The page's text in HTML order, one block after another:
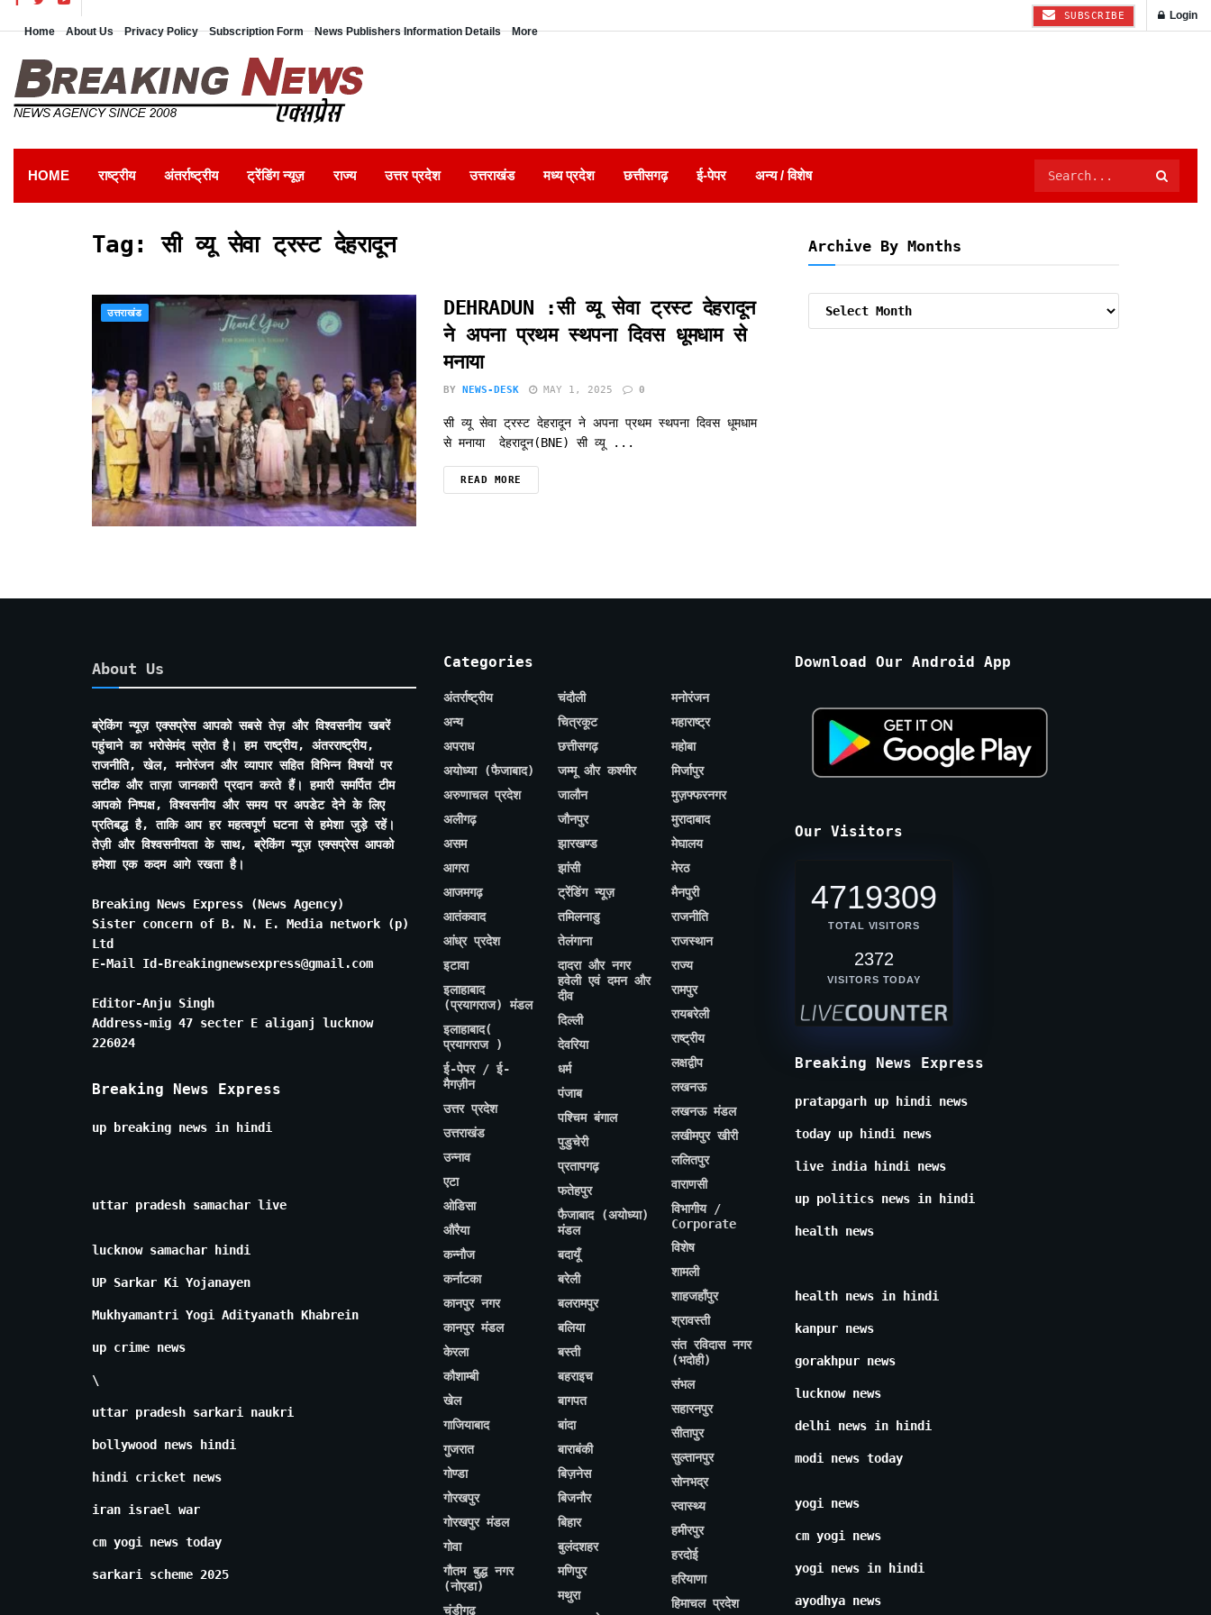
Home About Us Privacy Policy Subscription Form News Publishers Information Details More
SUBSCRIBE Login
HOME राष्ट्रीय अंतर्राष्ट्रीय ट्रेंडिंग न्यूज़ राज्य उत्तर प्रदेश उत्तराखंड मध्य प्रदेश छत्तीसगढ़ ई-पेपर अन्य / विशेष
Tag:सी व्यू सेवा ट्रस्ट देहरादून
उत्तराखंड
DEHRADUN :सी व्यू सेवा ट्रस्ट देहरादून
ने अपना प्रथम स्थपना दिवस धूमधाम से
मनाया
BY NEWS-DESK MAY 1, 2025 0
सी व्यू सेवा ट्रस्ट देहरादून ने अपना प्रथम स्थपना दिवस धूमधाम
से मनाया देहरादून(BNE) सी व्यू ...
READ MORE
Archive By Months
About Us
ब्रेकिंग न्यूज़ एक्सप्रेस आपको सबसे तेज़ और विश्वसनीय खबरें
पहुंचाने का भरोसेमंद स्रोत है। हम राष्ट्रीय, अंतरराष्ट्रीय,
राजनीति, खेल, मनोरंजन और व्यापार सहित विभिन्न विषयों पर
सटीक और ताज़ा जानकारी प्रदान करते हैं। हमारी समर्पित टीम
आपको निष्पक्ष, विश्वसनीय और समय पर अपडेट देने के लिए
प्रतिबद्ध है, ताकि आप हर महत्वपूर्ण घटना से हमेशा जुड़े रहें।
तेज़ी और विश्वसनीयता के साथ, ब्रेकिंग न्यूज़ एक्सप्रेस आपको
हमेशा एक कदम आगे रखता है।
Breaking News Express (News Agency)
Sister concern of B. N. E. Media network (p)
Ltd
E-Mail Id-Breakingnewsexpress@gmail.com
Editor-Anju Singh
Address-mig 47 secter E aliganj lucknow
226024
Breaking News Express
up breaking news in hindi
uttar pradesh samachar live
lucknow samachar hindi
UP Sarkar Ki Yojanayen
Mukhyamantri Yogi Adityanath Khabrein
up crime news
\
uttar pradesh sarkari naukri
bollywood news hindi
hindi cricket news
iran israel war
cm yogi news today
sarkari scheme 2025
Categories
अंतर्राष्ट्रीय
अन्य
अपराध
अयोध्या (फैजाबाद)
अरुणाचल प्रदेश
अलीगढ़
असम
आगरा
आजमगढ़
आतंकवाद
आंध्र प्रदेश
इटावा
इलाहाबाद
(प्रयागराज) मंडल
इलाहाबाद(
प्रयागराज )
ई-पेपर / ई-
मैगज़ीन
उत्तर प्रदेश
उत्तराखंड
उन्नाव
एटा
ओडिसा
औरैया
कन्नौज
कर्नाटका
कानपुर नगर
कानपुर मंडल
केरला
कौशाम्बी
खेल
गाजियाबाद
गुजरात
गोण्डा
गोरखपुर
गोरखपुर मंडल
गोवा
गौतम बुद्ध नगर
(नोएडा)
चंडीगढ़
चंदौली
चित्रकूट
छत्तीसगढ़
जम्मू और कश्मीर
जालौन
जौनपुर
झारखण्ड
झांसी
ट्रेंडिंग न्यूज़
तमिलनाडु
तेलंगाना
दादरा और नगर
हवेली एवं दमन और
दीव
दिल्ली
देवरिया
धर्म
पंजाब
पश्चिम बंगाल
पुडुचेरी
प्रतापगढ़
फतेहपुर
फैजाबाद (अयोध्या)
मंडल
बदायूँ
बरेली
बलरामपुर
बलिया
बस्ती
बहराइच
बागपत
बांदा
बाराबंकी
बिज़नेस
बिजनौर
बिहार
बुलंदशहर
मणिपुर
मथुरा
मनोरंजन
महाराष्ट्र
महोबा
मिर्जापुर
मुज़फ्फरनगर
मुरादाबाद
मेघालय
मेरठ
मैनपुरी
राजनीति
राजस्थान
राज्य
रामपुर
रायबरेली
राष्ट्रीय
लक्षद्वीप
लखनऊ
लखनऊ मंडल
लखीमपुर खीरी
ललितपुर
वाराणसी
विभागीय /
Corporate
विशेष
शामली
शाहजहाँपुर
श्रावस्ती
संत रविदास नगर
(भदोही)
संभल
सहारनपुर
सीतापुर
सुल्तानपुर
सोनभद्र
स्वास्थ्य
हमीरपुर
हरदोई
हरियाणा
हिमाचल प्रदेश
Download Our Android App
Our Visitors
4719309
TOTAL VISITORS
2372
VISITORS TODAY
Breaking News Express
pratapgarh up hindi news
today up hindi news
live india hindi news
up politics news in hindi
health news
health news in hindi
kanpur news
gorakhpur news
lucknow news
delhi news in hindi
modi news today
yogi news
cm yogi news
yogi news in hindi
ayodhya news